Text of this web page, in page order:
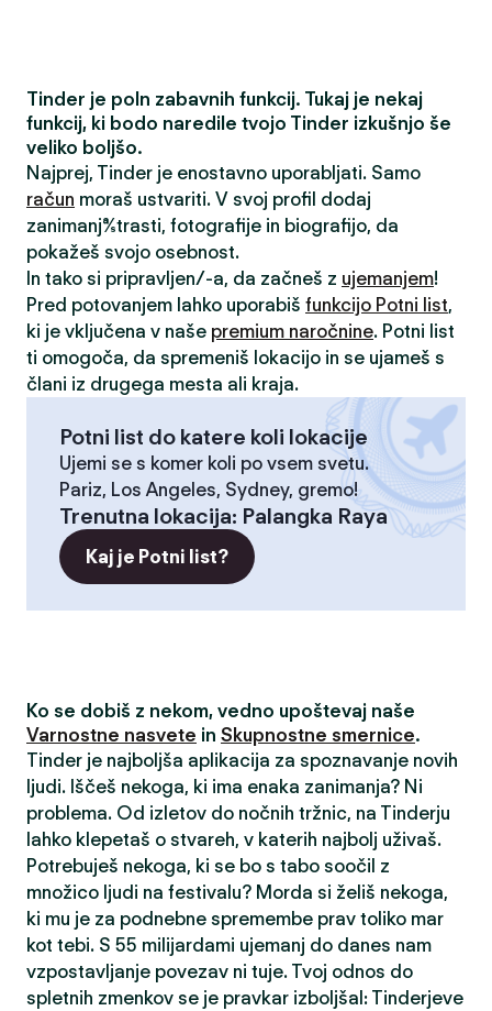
Tinder je poln zabavnih funkcij. Tukaj je nekaj
funkcij, ki bodo naredile tvojo Tinder izkušnjo še
veliko boljšo.
Najprej, Tinder je enostavno uporabljati. Samo
račun moraš ustvariti. V svoj profil dodaj
zanimanja/strasti, fotografije in biografijo, da
pokažeš svojo osebnost.
In tako si pripravljen/-a, da začneš z ujemanjem!
Pred potovanjem lahko uporabiš funkcijo Potni list,
ki je vključena v naše premium naročnine. Potni list
ti omogoča, da spremeniš lokacijo in se ujameš s
člani iz drugega mesta ali kraja.
Potni list do katere koli lokacije
Ujemi se s komer koli po vsem svetu.
Pariz, Los Angeles, Sydney, gremo!
Trenutna lokacija: Palangka Raya
Kaj je Potni list?
Ko se dobiš z nekom, vedno upoštevaj naše
Varnostne nasvete in Skupnostne smernice.
Tinder je najboljša aplikacija za spoznavanje novih
ljudi. Iščeš nekoga, ki ima enaka zanimanja? Ni
problema. Od izletov do nočnih tržnic, na Tinderju
lahko klepetaš o stvareh, v katerih najbolj uživaš.
Potrebuješ nekoga, ki se bo s tabo soočil z
množico ljudi na festivalu? Morda si želiš nekoga,
ki mu je za podnebne spremembe prav toliko mar
kot tebi. S 55 milijardami ujemanj do danes nam
vzpostavljanje povezav ni tuje. Tvoj odnos do
spletnih zmenkov se je pravkar izboljšal: Tinderjeve